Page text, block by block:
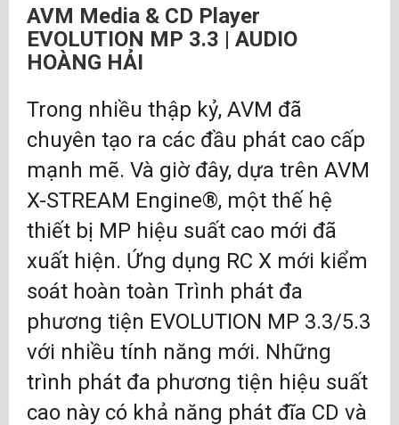
2 đầu vào kỹ thuật số (SPDIF coaxial & optical)
Đầu vào nhạy tín hiệu để bật nguồn tự động
USB A cho ổ cứng gắn ngoài (NTFS & FAT)
2 đầu ra kỹ thuật số (SPDIF, quang học), điều
khiển âm lượng có thể lựa chọn
2 đầu ra Analog (RCA & XLR), đầu ra cố định /
biến đổi có thể chuyển đổi
1 đầu ra analog (mức FIX)
Điều khiển âm lượng hoàn toàn tương tự
Ổ CD nguyên chất có khe cắm (Red Book
Standard)
Xử lý tín hiệu với Double-Quad DAC đã chọn
cho tối đa. 384/32 PCM (ESS 9028PRO) và
DSD 256
Kiểm soát âm thanh và độ ồn tham số với
chức năng bỏ qua (cũng thông qua Ứng dụng
RC X)
Màn hình đồ họa có thể thay đổi độ sáng với
AVM Media & CD Player
EVOLUTION MP 3.3 | AUDIO
HOÀNG HẢI
Trong nhiều thập kỷ, AVM đã
chuyên tạo ra các đầu phát cao cấp
mạnh mẽ. Và giờ đây, dựa trên AVM
X-STREAM Engine®, một thế hệ
thiết bị MP hiệu suất cao mới đã
xuất hiện. Ứng dụng RC X mới kiểm
soát hoàn toàn Trình phát đa
phương tiện EVOLUTION MP 3.3/5.3
với nhiều tính năng mới. Những
trình phát đa phương tiện hiệu suất
cao này có khả năng phát đĩa CD và